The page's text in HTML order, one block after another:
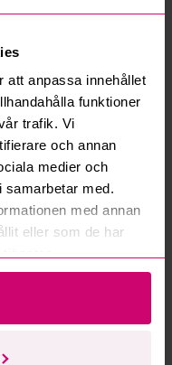
att anpassa innehållet
funktioner
trafik. Vi
och annan
medier och
samarbetar med.
med annan
eller som de har